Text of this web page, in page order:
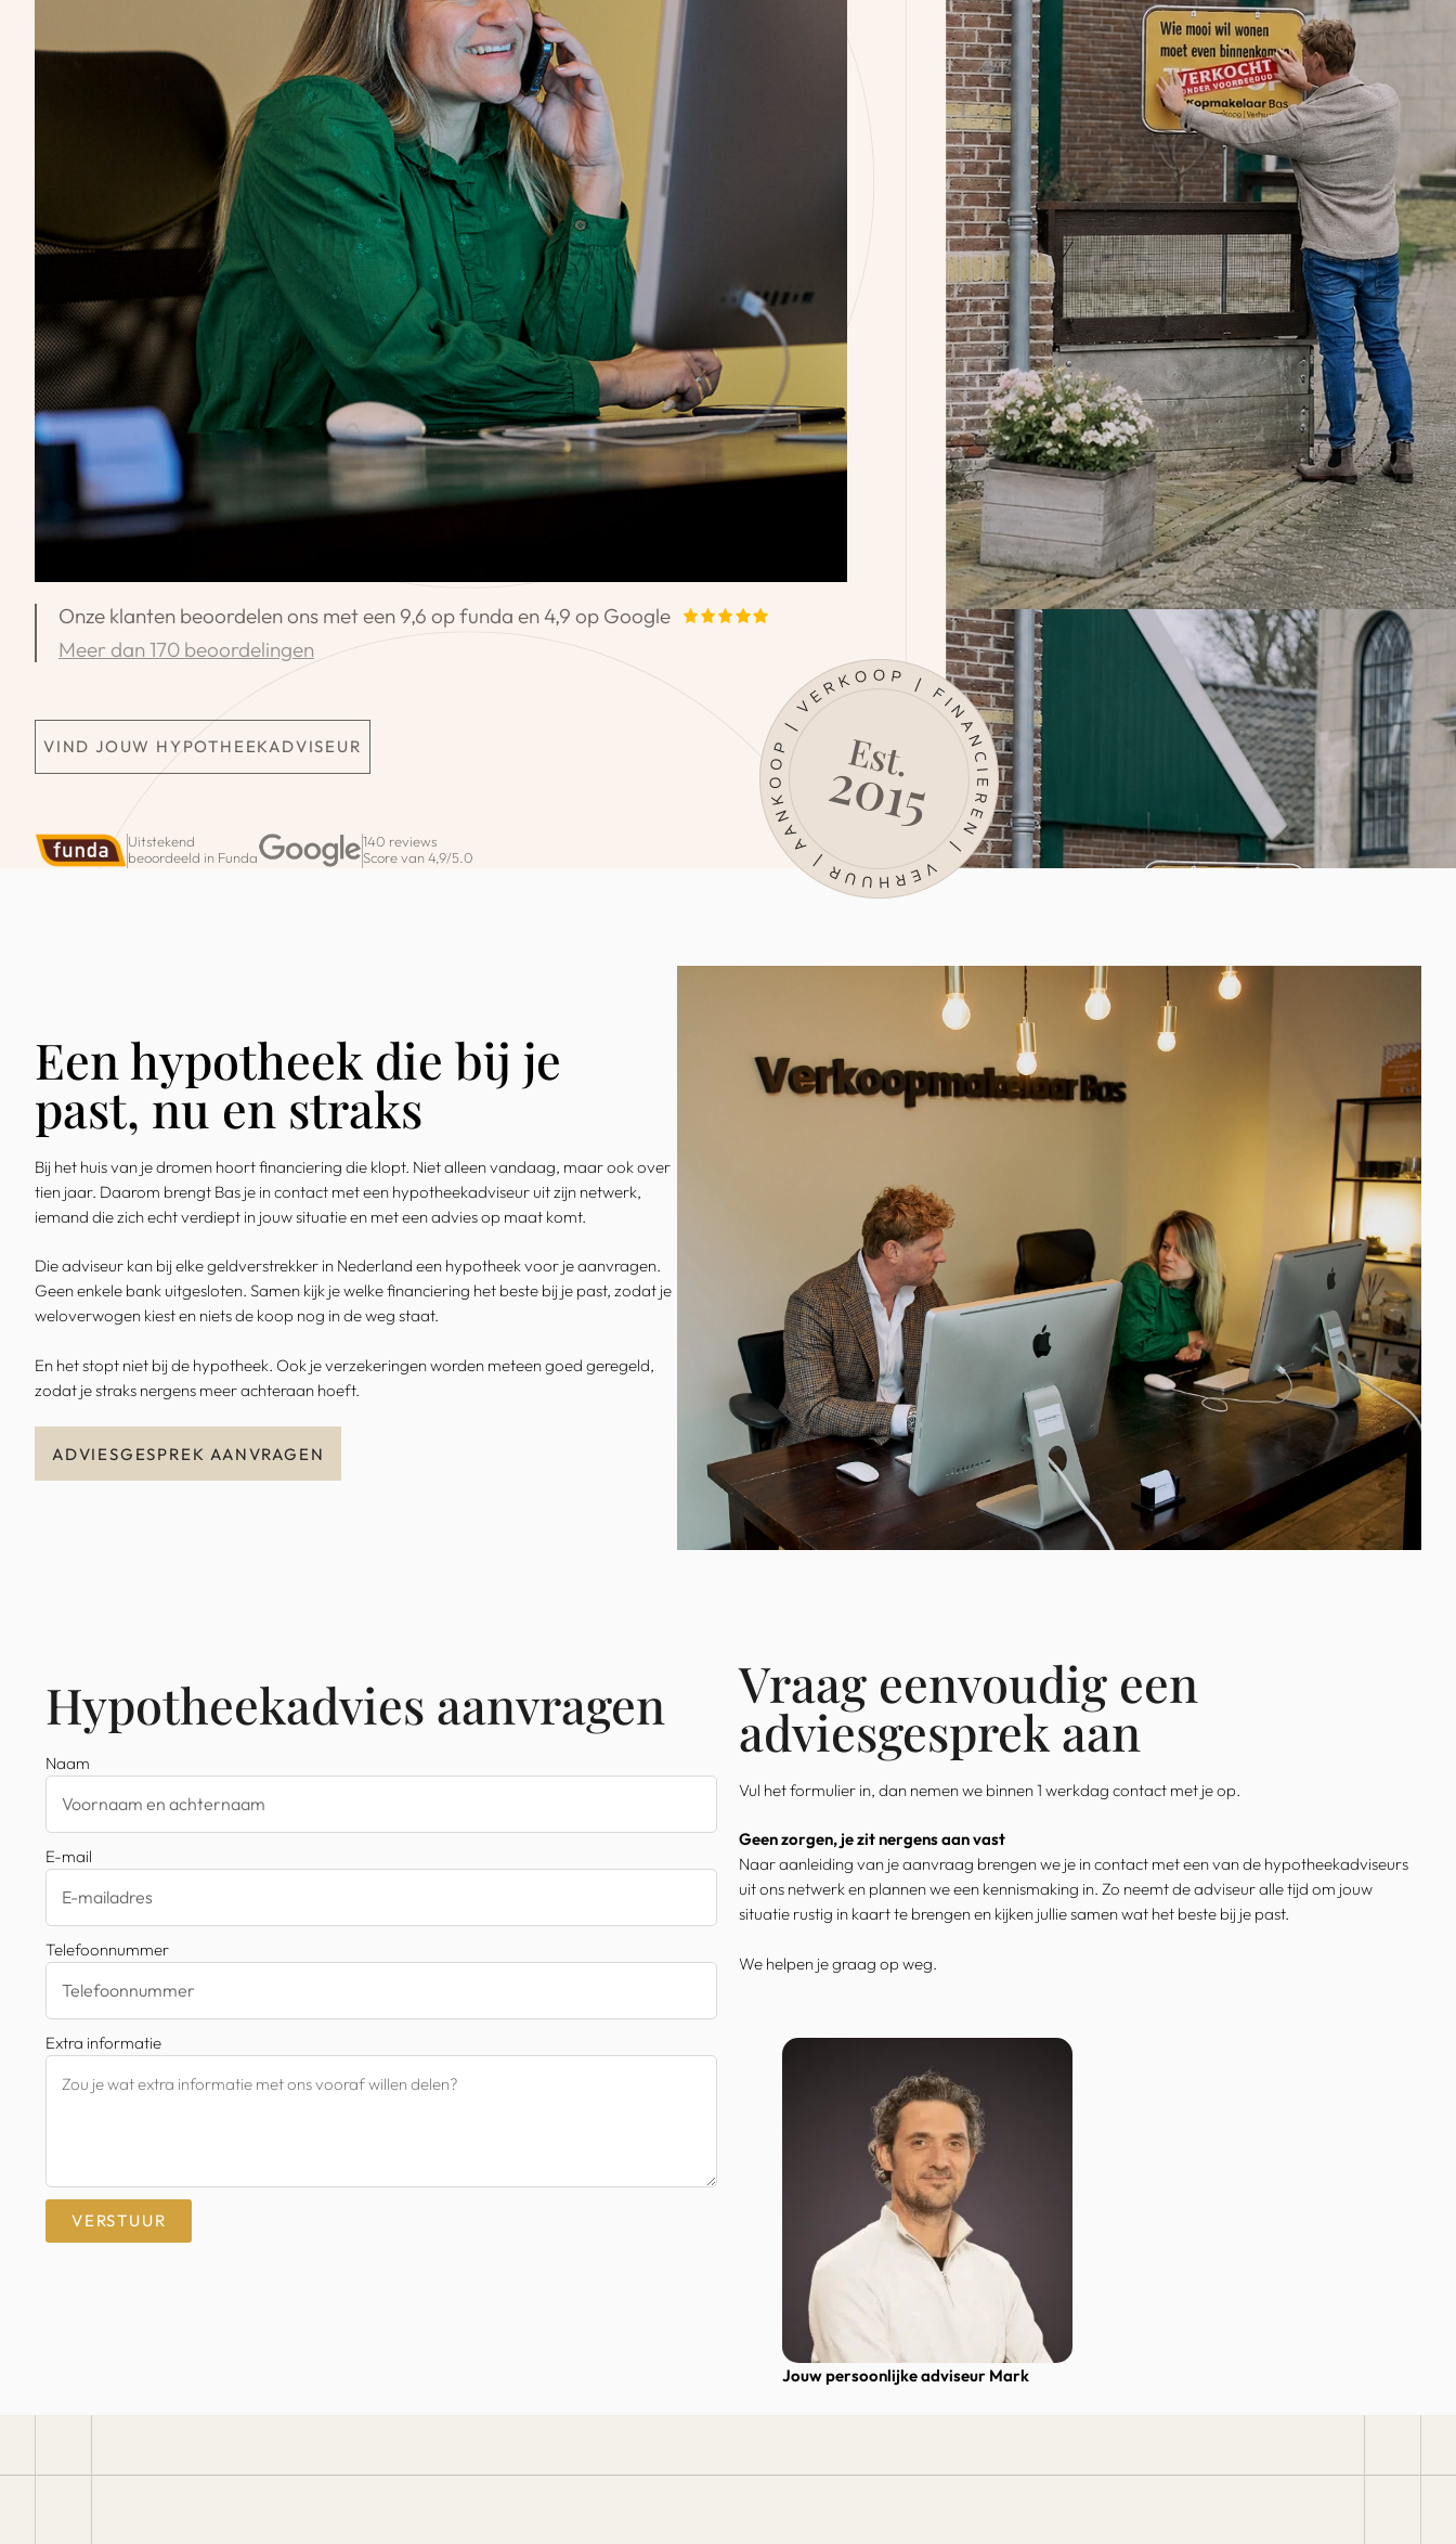
Onze klanten beoordelen ons met een 9,6 op funda en 4,9 op Google
Meer dan 170 beoordelingen
VIND JOUW HYPOTHEEKADVISEUR
Uitstekend
beoordeeld in Funda
140 reviews
Score van 4,9/5.0
Een hypotheek die bij je
past, nu en straks
Bij het huis van je dromen hoort financiering die klopt. Niet alleen vandaag, maar ook over
tien jaar. Daarom brengt Bas je in contact met een hypotheekadviseur uit zijn netwerk,
iemand die zich echt verdiept in jouw situatie en met een advies op maat komt.
Die adviseur kan bij elke geldverstrekker in Nederland een hypotheek voor je aanvragen.
Geen enkele bank uitgesloten. Samen kijk je welke financiering het beste bij je past, zodat je
weloverwogen kiest en niets de koop nog in de weg staat.
En het stopt niet bij de hypotheek. Ook je verzekeringen worden meteen goed geregeld,
zodat je straks nergens meer achteraan hoeft.
ADVIESGESPREK AANVRAGEN
Hypotheekadvies aanvragen
Naam
E-mail
Telefoonnummer
Extra informatie
VERSTUUR
Vraag eenvoudig een
adviesgesprek aan
Vul het formulier in, dan nemen we binnen 1 werkdag contact met je op.
Geen zorgen, je zit nergens aan vast
Naar aanleiding van je aanvraag brengen we je in contact met een van de hypotheekadviseurs
uit ons netwerk en plannen we een kennismaking in. Zo neemt de adviseur alle tijd om jouw
situatie rustig in kaart te brengen en kijken jullie samen wat het beste bij je past.
We helpen je graag op weg.
Jouw persoonlijke adviseur Mark